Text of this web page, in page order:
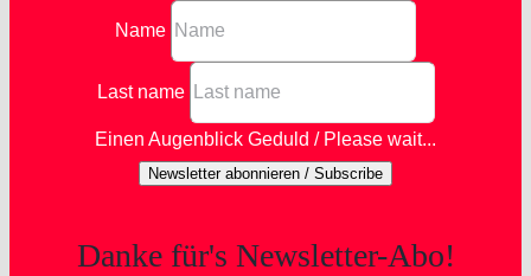
Name
Last name
Einen Augenblick Geduld / Please wait...
Newsletter abonnieren / Subscribe
Danke für's Newsletter-Abo!